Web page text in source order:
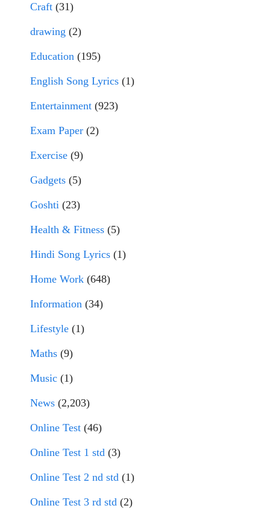
Craft (31)
drawing (2)
Education (195)
English Song Lyrics (1)
Entertainment (923)
Exam Paper (2)
Exercise (9)
Gadgets (5)
Goshti (23)
Health & Fitness (5)
Hindi Song Lyrics (1)
Home Work (648)
Information (34)
Lifestyle (1)
Maths (9)
Music (1)
News (2,203)
Online Test (46)
Online Test 1 std (3)
Online Test 2 nd std (1)
Online Test 3 rd std (2)